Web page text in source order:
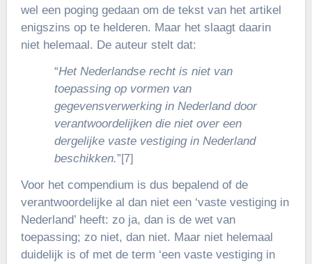
wel een poging gedaan om de tekst van het artikel
enigszins op te helderen. Maar het slaagt daarin
niet helemaal. De auteur stelt dat:
“Het Nederlandse recht is niet van
toepassing op vormen van
gegevensverwerking in Nederland door
verantwoordelijken die niet over een
dergelijke vaste vestiging in Nederland
beschikken.”[7]
Voor het compendium is dus bepalend of de
verantwoordelijke al dan niet een ‘vaste vestiging in
Nederland’ heeft: zo ja, dan is de wet van
toepassing; zo niet, dan niet. Maar niet helemaal
duidelijk is of met de term ‘een vaste vestiging in